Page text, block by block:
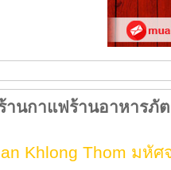
านกาแฟร้านอาหารภั
Khlong Thom มหั